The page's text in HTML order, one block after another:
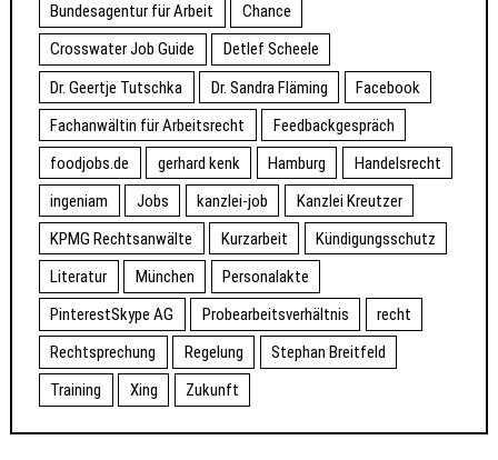
Bundesagentur für Arbeit
Chance
Crosswater Job Guide
Detlef Scheele
Dr. Geertje Tutschka
Dr. Sandra Fläming
Facebook
Fachanwältin für Arbeitsrecht
Feedbackgespräch
foodjobs.de
gerhard kenk Hamburg
Handelsrecht
ingeniam
Jobs kanzlei-job
Kanzlei Kreutzer
KPMG Rechtsanwälte
Kurzarbeit
Kündigungsschutz
Literatur
München
Personalakte
PinterestSkype AG
Probearbeitsverhältnis
recht
Rechtsprechung
Regelung
Stephan Breitfeld
Training
Xing Zukunft